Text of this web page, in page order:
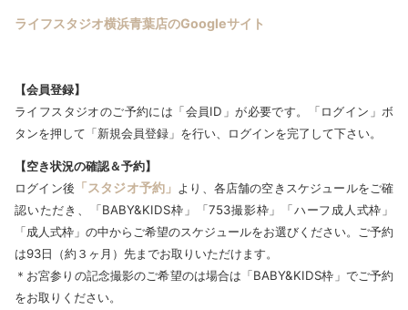
ライフスタジオ横浜青葉店のGoogleサイト
【会員登録】
ライフスタジオのご予約には「会員ID」が必要です。「ログイン」ボ
タンを押して「新規会員登録」を行い、ログインを完了して下さい。
【空き状況の確認＆予約】
ログイン後 「スタジオ予約」 より、各店舗の空きスケジュールをご確
認いただき、「BABY&KIDS枠」「753撮影枠」「ハーフ成人式枠」
「成人式枠」の中からご希望のスケジュールをお選びください。ご予約
は93日（約３ヶ月）先までお取りいただけます。
＊お宮参りの記念撮影のご希望のは場合は「BABY&KIDS枠」でご予約
をお取りください。